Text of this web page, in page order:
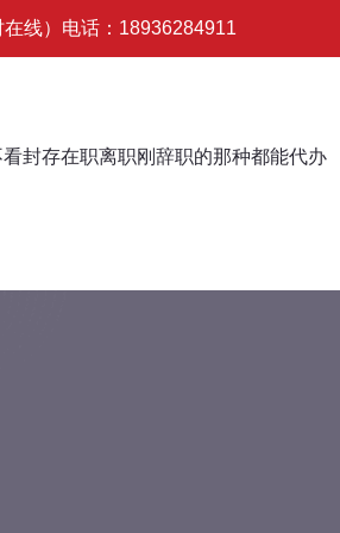
线）电话：18936284911